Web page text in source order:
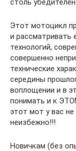
столь убедителен.
Этот мотоцикл
и рассматривать
технологий,
совершенно
технические
середины
воплощении и в
понимать и к
этот мот у вас
неизбежно!!!
Новичкам (без